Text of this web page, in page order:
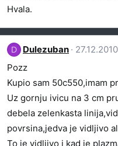
Hvala.
D Dulezuban
27.12.2010
Pozz
Kupio sam 50c550,imam
Uz gornju ivicu na 3 cm
debela zelenkasta
povrsina,jedva je vidljivo
To je vidljivo i kad je